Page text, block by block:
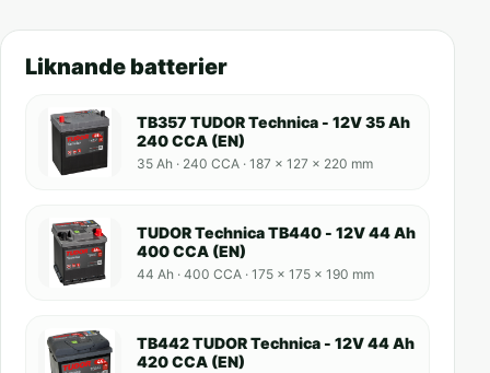
Liknande batterier
TB357 TUDOR Technica - 12V 35 Ah
240 CCA (EN)
35 Ah · 240 CCA · 187 x 127 x 220 mm
TUDOR Technica TB440 - 12V 44 Ah
400 CCA (EN)
44 Ah · 400 CCA · 175 x 175 x 190 mm
TB442 TUDOR Technica - 12V 44 Ah
420 CCA (EN)